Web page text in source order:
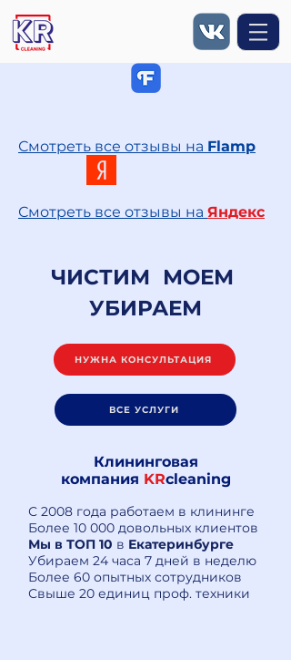
Смотреть все отзывы на Flamp
Смотреть все отзывы на Яндекс
ЧИСТИМ МОЕМ
УБИРАЕМ
НУЖНА КОНСУЛЬТАЦИЯ
ВСЕ УСЛУГИ
Клининговая
компания KRcleaning
С 2008 года работаем в клининге
Более 10 000 довольных клиентов
Мы в ТОП 10 в Екатеринбурге
Убираем 24 часа 7 дней в неделю
Более 60 опытных сотрудников
Свыше 20 единиц проф. техники